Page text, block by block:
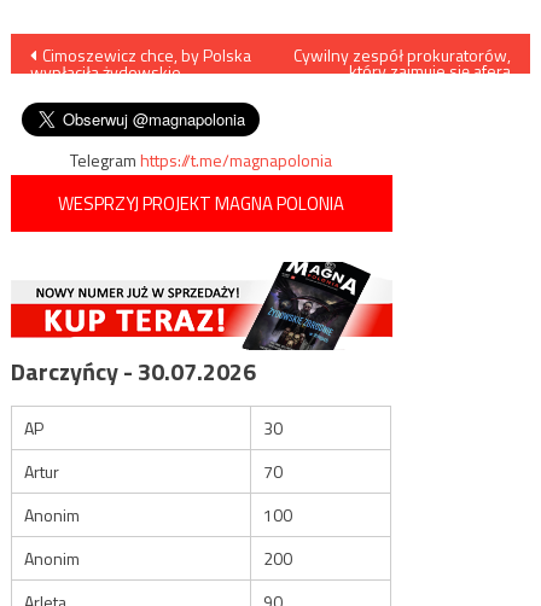
Nawigacja
wpisu
Cimoszewicz chce, by Polska
wypłaciła żydowskie
Cywilny zespół prokuratorów,
który zajmuje się aferą
Telegramhttps://t.me/magnapolonia
WESPRZYJ PROJEKT MAGNA POLONIA
Darczyńcy - 30.07.2026
AP
30
Artur
70
Anonim
100
Anonim
200